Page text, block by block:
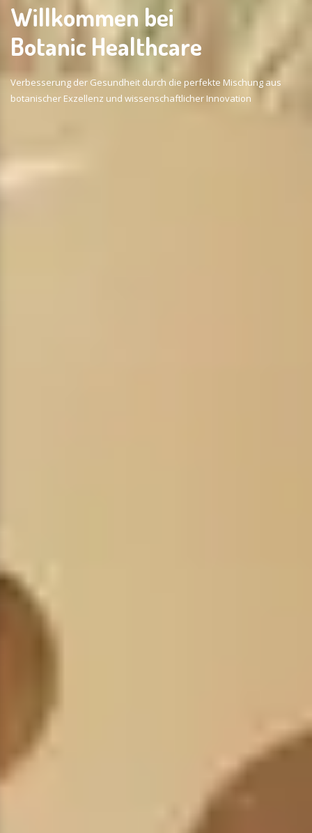
Willkommen bei
Botanic Healthcare
Verbesserung der Gesundheit durch die perfekte Mischung aus
botanischer Exzellenz und wissenschaftlicher Innovation